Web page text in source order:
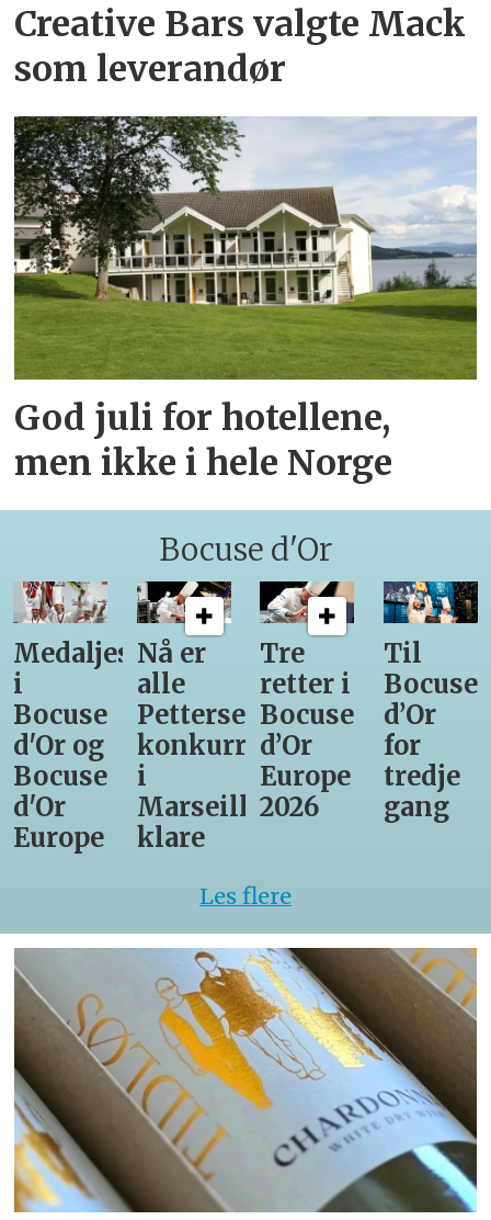
Creative Bars valgte Mack
som leverandør
God juli for hotellene,
men ikke i hele Norge
Bocuse d'Or
Medaljestatistikk
i
Bocuse
d'Or og
Bocuse
d'Or
Europe
Nå er
alle
Pettersens
konkurrenter
i
Marseille
klare
Tre
retter i
Bocuse
d’Or
Europe
2026
Til
Bocuse
d’Or
for
tredje
gang
Les flere